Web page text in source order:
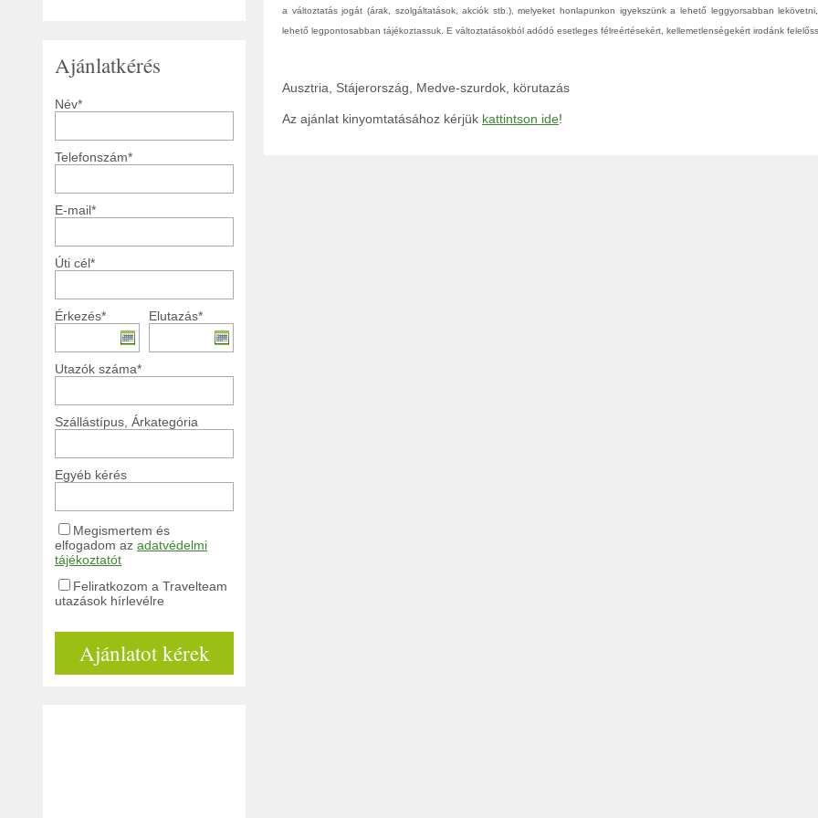
Ajánlatkérés
Név*
Telefonszám*
E-mail*
Úti cél*
Érkezés* Elutazás*
Utazók száma*
Szállástípus, Árkategória
Egyéb kérés
Megismertem és
elfogadom az adatvédelmi
tájékoztatót
Feliratkozom a Travelteam
utazások hírlevélre
Ajánlatot kérek
a változtatás jogát (árak, szolgáltatások, akciók stb.), melyeket honlapunkon igyekszünk a lehető leggyorsabban
lehető legpontosabban tájékoztassuk. E változtatásokból adódó esetleges félreértésekért, kellemetlenségekért irodánk
Ausztria, Stájerország, Medve-szurdok, körutazás
Az ajánlat kinyomtatásához kérjük kattintson ide!